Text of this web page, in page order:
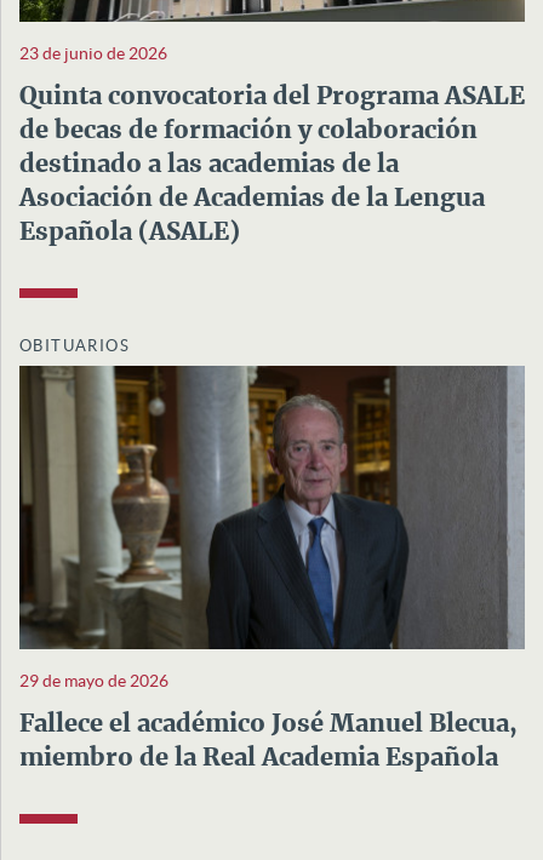
23 de junio de 2026
Quinta convocatoria del Programa ASALE
de becas de formación y colaboración
destinado a las academias de la
Asociación de Academias de la Lengua
Española (ASALE)
OBITUARIOS
29 de mayo de 2026
Fallece el académico José Manuel Blecua,
miembro de la Real Academia Española